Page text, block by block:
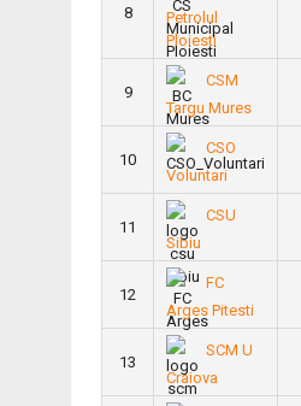
8
Petrolul
Ploiesti
9
CSM
Targu Mures
10
CSO
Voluntari
11
CSU
Sibiu
12
FC
Arges Pitesti
13
SCM U
Craiova